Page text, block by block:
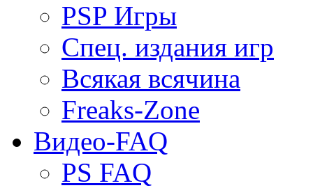
PSP Игры
Спец. издания игр
Всякая всячина
Freaks-Zone
Видео-FAQ
PS FAQ